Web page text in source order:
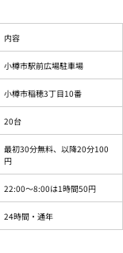
内容
小樽市駅前広場駐車場
小樽市稲穂3丁目10番
20台
最初30分無料、以降20分100
円
22:00〜8:00は1時間50円
24時間・通年